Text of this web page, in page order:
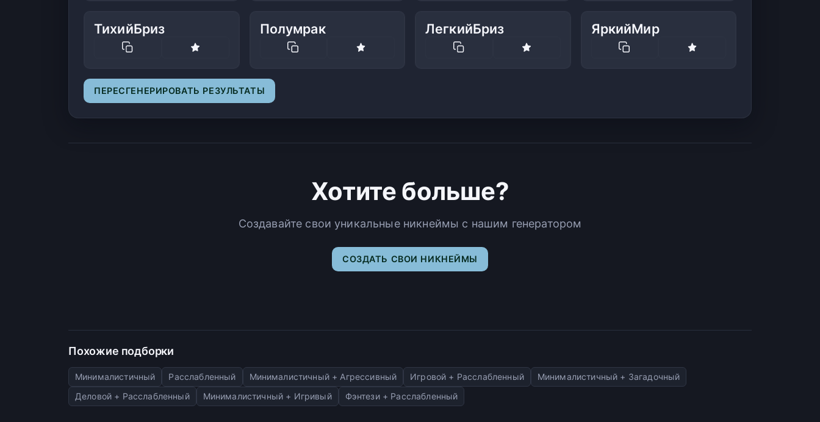
ТихийБриз Полумрак ЛегкийБриз ЯркийМир
ПЕРЕСГЕНЕРИРОВАТЬ РЕЗУЛЬТАТЫ
Хотите больше?
Создавайте свои уникальные никнеймы с нашим генератором
СОЗДАТЬ СВОИ НИКНЕЙМЫ
Похожие подборки
Минималистичный Расслабленный Минималистичный + Агрессивный Игровой + Расслабленный
Минималистичный + Загадочный
Деловой + Расслабленный
Минималистичный + Игривый Фэнтези + Расслабленный